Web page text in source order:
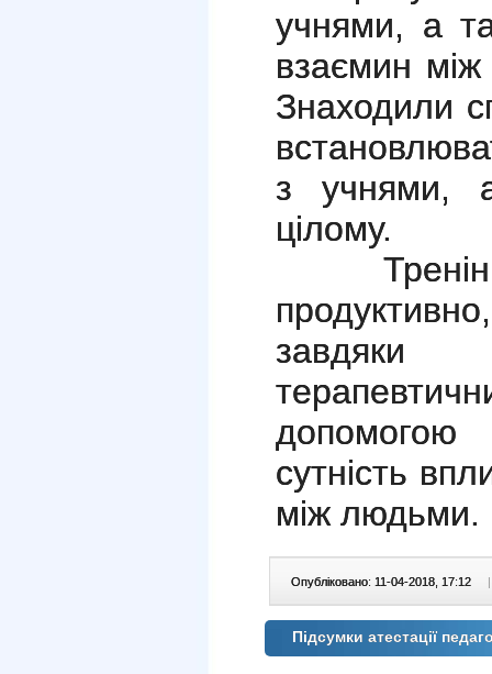
учнями, а
взаємин
Знаходили
з учнями,
цілому.
завдяки
сутність
між людьми.
Опубліковано: 11-04-2018, 17:12 |
Підсумки атестації